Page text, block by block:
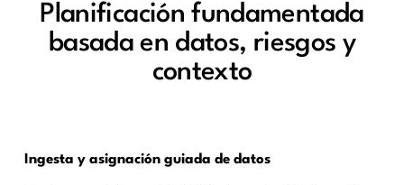
Planificación fundamentada
basada en datos, riesgos y
contexto
Ingesta y asignación guiada de datos